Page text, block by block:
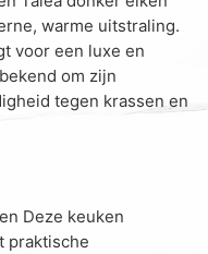
warme uitstraling.
voor een luxe en
om zijn
tegen krassen en
Deze keuken
praktische